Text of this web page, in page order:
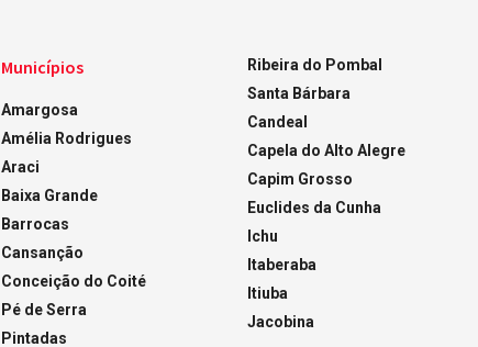
Municípios
Amargosa
Amélia Rodrigues
Araci
Baixa Grande
Barrocas
Cansanção
Conceição do Coité
Pé de Serra
Pintadas
Ribeira do Pombal
Santa Bárbara
Candeal
Capela do Alto Alegre
Capim Grosso
Euclides da Cunha
Ichu
Itaberaba
Itiuba
Jacobina